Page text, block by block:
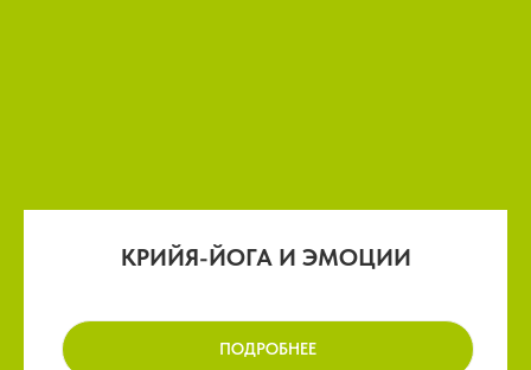
КРИЙЯ-ЙОГА И ЭМОЦИИ
ПОДРОБНЕЕ